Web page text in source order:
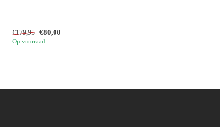
€179,95 €80,00
Op voorraad